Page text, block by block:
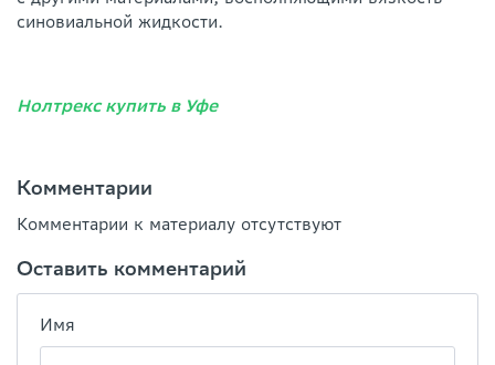
синовиальной жидкости.
Нолтрекс купить в Уфе
Комментарии
Комментарии к материалу отсутствуют
Оставить комментарий
Имя